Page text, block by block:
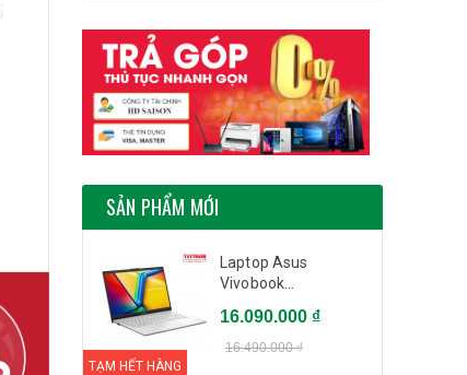
SẢN PHẨM MỚI
TẠM HẾT HÀNG
Laptop Asus
Vivobook...
16.090.000 ₫
16.490.000 ₫